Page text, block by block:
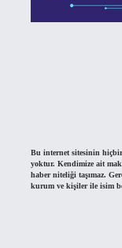
Bu internet sitesinin
yoktur. Kendimize ait
haber niteliği taşımaz.
kurum ve kişiler ile isim